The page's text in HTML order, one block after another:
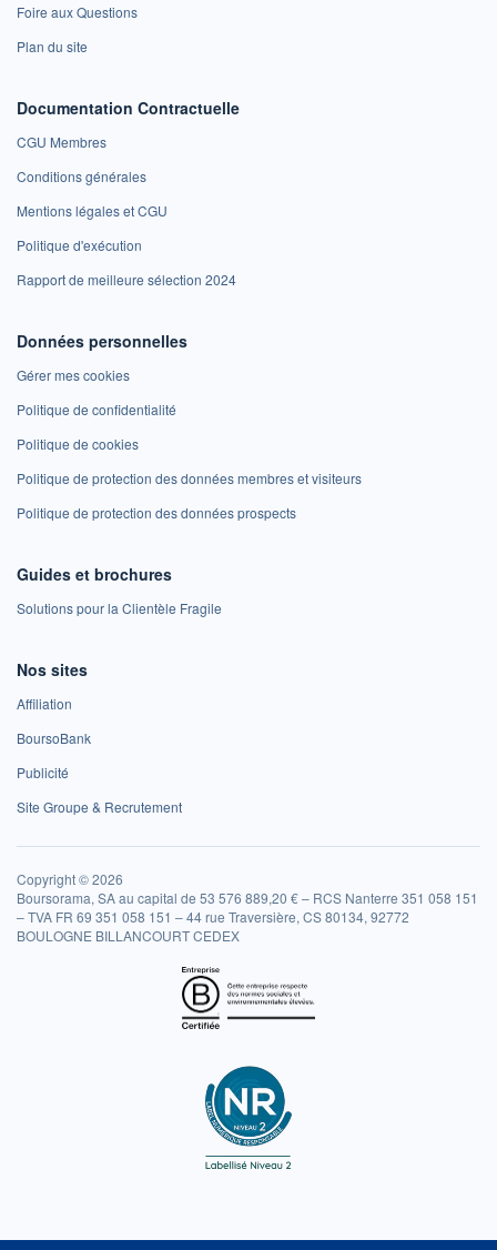
Foire aux Questions
Plan du site
Documentation Contractuelle
CGU Membres
Conditions générales
Mentions légales et CGU
Politique d'exécution
Rapport de meilleure sélection 2024
Données personnelles
Gérer mes cookies
Politique de confidentialité
Politique de cookies
Politique de protection des données membres et visiteurs
Politique de protection des données prospects
Guides et brochures
Solutions pour la Clientèle Fragile
Nos sites
Affiliation
BoursoBank
Publicité
Site Groupe & Recrutement
Copyright © 2026
Boursorama, SA au capital de 53 576 889,20 € – RCS Nanterre 351 058 151
– TVA FR 69 351 058 151 – 44 rue Traversière, CS 80134, 92772
BOULOGNE BILLANCOURT CEDEX